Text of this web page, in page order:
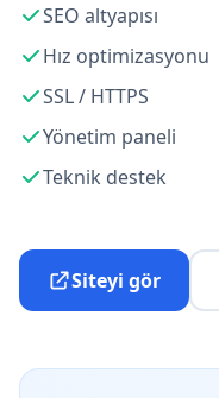
SEO altyapısı
Hız optimizasyonu
SSL / HTTPS
Yönetim paneli
Teknik destek
Siteyi gör